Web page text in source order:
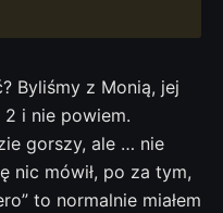
Byliśmy z Monią, jej
i nie powiem.
gorszy, ale … nie
nic mówił, po za tym,
to normalnie miałem